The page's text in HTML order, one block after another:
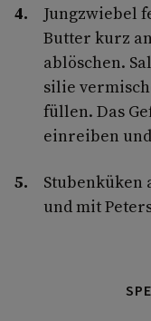
Jungzwiebel
Butter kurz
ablöschen.
silie
füllen. Das
einreiben
Stubenküken
und mit